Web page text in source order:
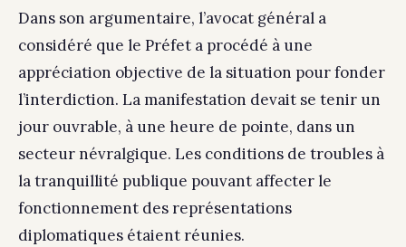
Dans son argumentaire, l’avocat général a
considéré que le Préfet a procédé à une
appréciation objective de la situation pour fonder
l’interdiction. La manifestation devait se tenir un
jour ouvrable, à une heure de pointe, dans un
secteur névralgique. Les conditions de troubles à
la tranquillité publique pouvant affecter le
fonctionnement des représentations
diplomatiques étaient réunies.